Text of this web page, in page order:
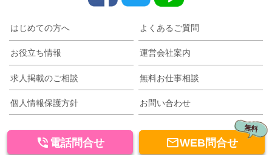
はじめての方へ よくあるご質問
お役立ち情報 運営会社案内
求人掲載のご相談 無料お仕事相談
個人情報保護方針 お問い合わせ
無料
WEB問合せ
 電話問合せ